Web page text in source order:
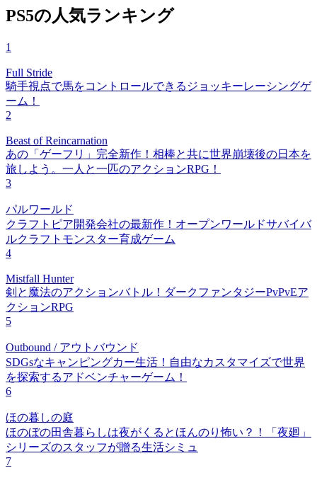
PS5の人気ランキング
1
Full Stride
騎手視点で馬をコントロールできるジョッキーレーシングゲ
ーム！
2
Beast of Reincarnation
あの「ゲーフリ」完全新作！相棒と共に世界崩壊後の日本を
旅しよう。一人と一匹のアクションRPG！
3
パルワールド
クラフトピア開発会社の最新作！オープンワールドサバイバ
ルクラフトモンスター育成ゲーム
4
Mistfall Hunter
剣と魔法のアクションバトル！ダークファンタジーPvPvEア
クションRPG
5
Outbound / アウトバウンド
SDGsなキャンピングカー生活！自由なカスタマイズで世界
を探索するアドベンチャーゲーム！
6
ほの暮しの庭
ほのぼの田舎暮らしは夜がくるとほんのり怖い？！「夜廻」
シリーズのスタッフが贈る生活シミュ
7